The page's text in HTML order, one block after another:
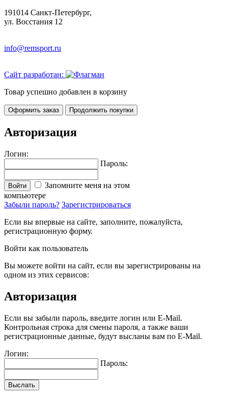
191014 Санкт-Петербург,
ул. Восстания 12
info@remsport.ru
Сайт разработан:
Товар успешно добавлен в корзину
Оформить заказ Продолжить покупки
Авторизация
Логин:
Пароль:
Войти
Запомните меня на этом
компьютере
Забыли пароль? Зарегистрироваться
Если вы впервые на сайте, заполните, пожалуйста,
регистрационную форму.
Войти как пользователь
Вы можете войти на сайт, если вы зарегистрированы на
одном из этих сервисов:
Авторизация
Если вы забыли пароль, введите логин или E-Mail.
Контрольная строка для смены пароля, а также ваши
регистрационные данные, будут высланы вам по E-Mail.
Логин:
Пароль:
Выслать